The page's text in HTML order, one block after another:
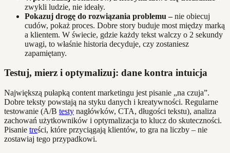
zwykli ludzie, nie ideały.
Pokazuj drogę do rozwiązania problemu –nie obiecuj
cudów, pokaż proces. Dobre story buduje most między marką
a klientem. W świecie, gdzie każdy tekst walczy o 2 sekundy
uwagi, to właśnie historia decyduje, czy zostaniesz
zapamiętany.
Testuj, mierz i optymalizuj: dane kontra intuicja
Największą pułapką content marketingu jest pisanie „na czuja”.
Dobre teksty powstają na styku danych i kreatywności. Regularne
testowanie (A/B testy nagłówków, CTA, długości tekstu), analiza
zachowań użytkowników i optymalizacja to klucz do skuteczności.
Pisanie treści, które przyciągają klientów, to gra na liczby – nie
zostawiaj tego przypadkowi.